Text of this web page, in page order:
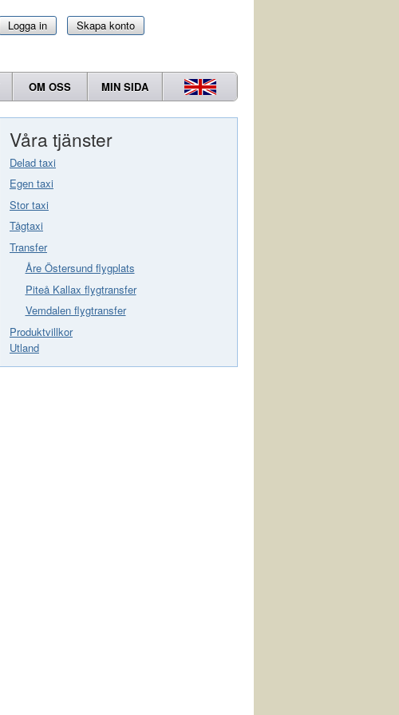
Logga in Skapa konto
OM OSS MIN SIDA
Våra tjänster
Delad taxi
Egen taxi
Stor taxi
Tågtaxi
Transfer
Åre Östersund flygplats
Piteå Kallax flygtransfer
Vemdalen flygtransfer
Produktvillkor
Utland